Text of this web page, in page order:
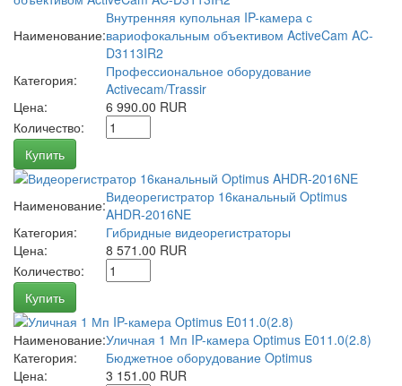
Наименование:
Внутренняя купольная IP-камера с
вариофокальным объективом ActiveCam AC-
D3113IR2
Категория:
Профессиональное оборудование
Activecam/Trassir
Цена:
6 990.00 RUR
Количество:
Купить
Наименование:Видеорегистратор 16канальный Optimus
AHDR-2016NE
Категория:
Гибридные видеорегистраторы
Цена:
8 571.00 RUR
Количество:
Купить
Наименование:Уличная 1 Мп IP-камера Optimus E011.0(2.8)
Категория:
Бюджетное оборудование Optimus
Цена:
3 151.00 RUR